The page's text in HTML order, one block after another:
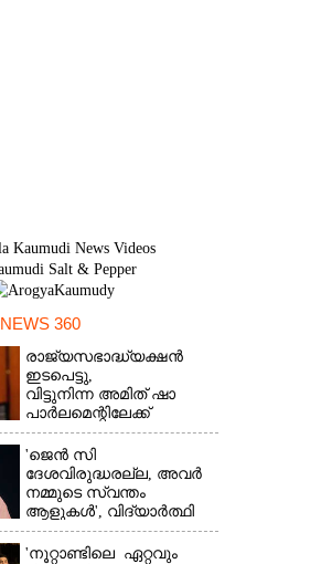
NEWS 360
രാജ്യസഭാദ്ധ്യക്ഷൻ
ഇടപെട്ടു,
വിട്ടുനിന്ന അമിത് ഷാ
പാർലമെന്റിലേക്ക്
'ജെൻ സി
ദേശവിരുദ്ധരല്ല, അവർ
നമ്മുടെ സ്വന്തം
ആളുകൾ', വിദ്യാർത്ഥി
പ്രക്ഷോഭത്തെ പിന്തുണച്ച്
ആർഎസ്‌എസ് മേധാവി
'നൂറ്റാണ്ടിലെ ഏറ്റവും